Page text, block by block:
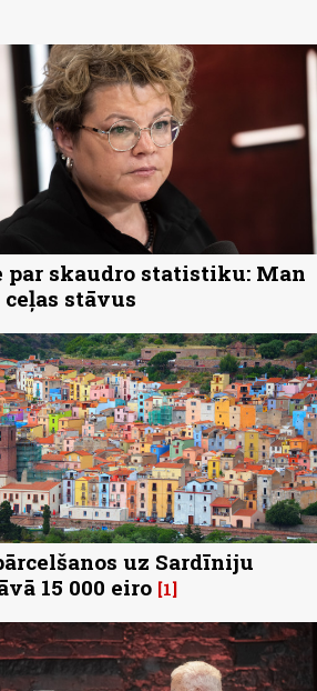
par skaudro statistiku: Man
stāvus
uz Sardīniju
15 000 eiro 1